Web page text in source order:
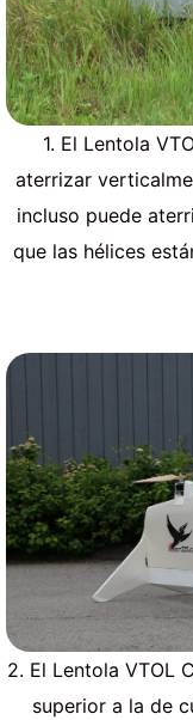
1. El Lentola
aterrizar
incluso puede
que las hélices
2. El Lentola VTOL
superior a la de